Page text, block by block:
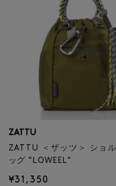
ZATTU
ZATTU ＜ザッツ＞ ショ
ッグ "LOWEEL"
¥31,350